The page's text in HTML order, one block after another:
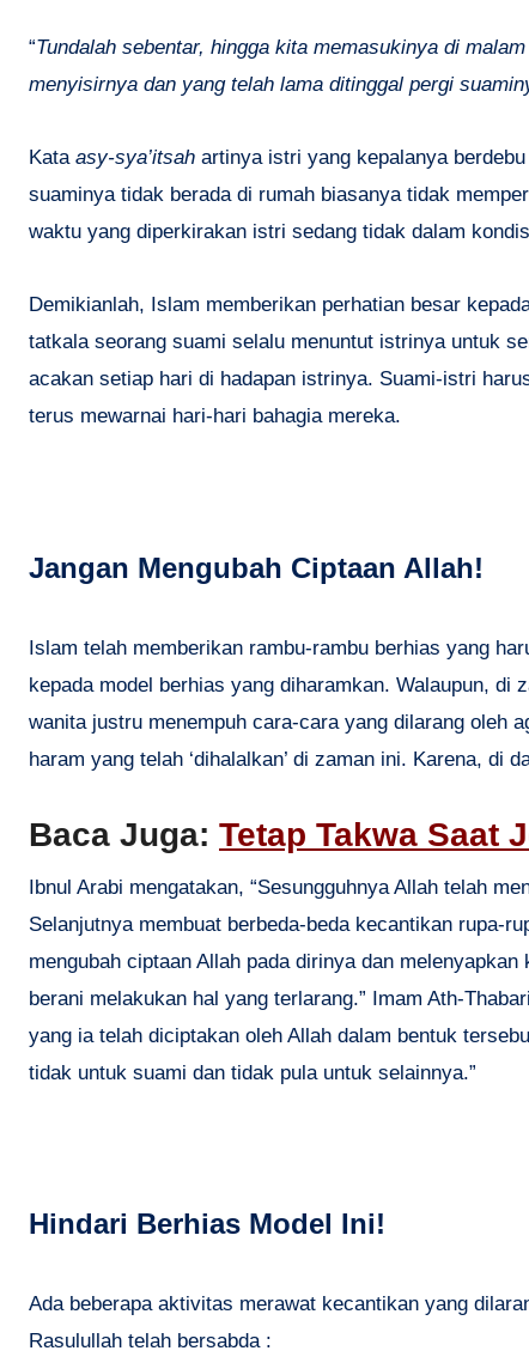
“Tundalah sebentar, hingga kita memasukinya di
menyisirnya dan yang telah lama ditinggal pergi
Kata asy-sya’itsah artinya istri yang kepalanya
suaminya tidak berada di rumah biasanya tidak
waktu yang diperkirakan istri sedang tidak dalam
Demikianlah, Islam memberikan perhatian besar
tatkala seorang suami selalu menuntut istrinya untuk
acakan setiap hari di hadapan istrinya. Suami-istri
terus mewarnai hari-hari bahagia mereka.
Jangan Mengubah Ciptaan Allah!
Islam telah memberikan rambu-rambu berhias yang
kepada model berhias yang diharamkan. Walaupun, di
wanita justru menempuh cara-cara yang dilarang oleh
haram yang telah ‘dihalalkan’ di zaman ini. Karena, di
Baca Juga: Tetap Takwa Saat
Ibnul Arabi mengatakan, “Sesungguhnya Allah telah
Selanjutnya membuat berbeda-beda kecantikan rupa-
mengubah ciptaan Allah pada dirinya dan
berani melakukan hal yang terlarang.” Imam Ath-
yang ia telah diciptakan oleh Allah dalam bentuk
tidak untuk suami dan tidak pula untuk selainnya.”
Hindari Berhias Model Ini!
Ada beberapa aktivitas merawat kecantikan yang
Rasulullah telah bersabda :